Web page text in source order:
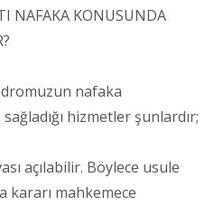
NAFAKA KONUSUNDA
nafaka
hizmetler şunlardır;
açılabilir. Böylece usule
kararı mahkemece